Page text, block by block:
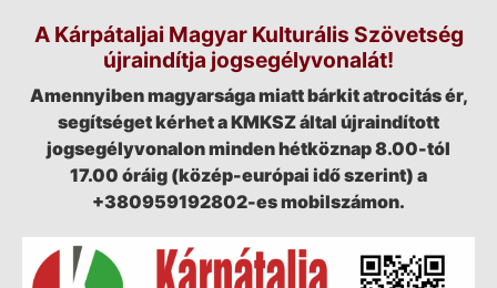
A Kárpátaljai Magyar Kulturális Szövetség
újraindítja jogsegélyvonalát!
Amennyiben magyarsága miatt bárkit atrocitás ér,
segítséget kérhet a KMKSZ által újraindított
jogsegélyvonalon minden hétköznap 8.00-tól
17.00 óráig (közép-európai idő szerint) a
+380959192802-es mobilszámon.